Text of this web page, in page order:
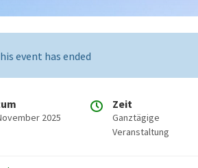
event has ended
2025
Zeit
Ganztägige
Veranstaltung